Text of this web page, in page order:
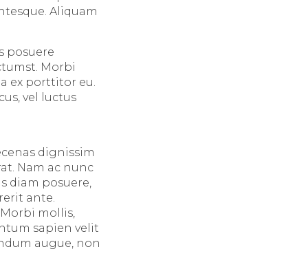
Aliquam
posuere
Morbi
ex porttitor eu.
vel luctus
dignissim
Nam ac nunc
diam posuere,
ante.
mollis,
sapien velit
augue, non